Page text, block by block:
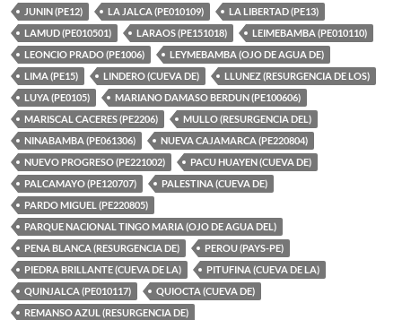
JUNIN (PE12)
LA JALCA (PE010109)
LA LIBERTAD (PE13)
LAMUD (PE010501)
LARAOS (PE151018)
LEIMEBAMBA (PE010110)
LEONCIO PRADO (PE1006)
LEYMEBAMBA (OJO DE AGUA DE)
LIMA (PE15)
LINDERO (CUEVA DE)
LLUNEZ (RESURGENCIA DE LOS)
LUYA (PE0105)
MARIANO DAMASO BERDUN (PE100606)
MARISCAL CACERES (PE2206)
MULLO (RESURGENCIA DEL)
NINABAMBA (PE061306)
NUEVA CAJAMARCA (PE220804)
NUEVO PROGRESO (PE221002)
PACU HUAYEN (CUEVA DE)
PALCAMAYO (PE120707)
PALESTINA (CUEVA DE)
PARDO MIGUEL (PE220805)
PARQUE NACIONAL TINGO MARIA (OJO DE AGUA DEL)
PENA BLANCA (RESURGENCIA DE)
PEROU (PAYS-PE)
PIEDRA BRILLANTE (CUEVA DE LA)
PITUFINA (CUEVA DE LA)
QUINJALCA (PE010117)
QUIOCTA (CUEVA DE)
REMANSO AZUL (RESURGENCIA DE)